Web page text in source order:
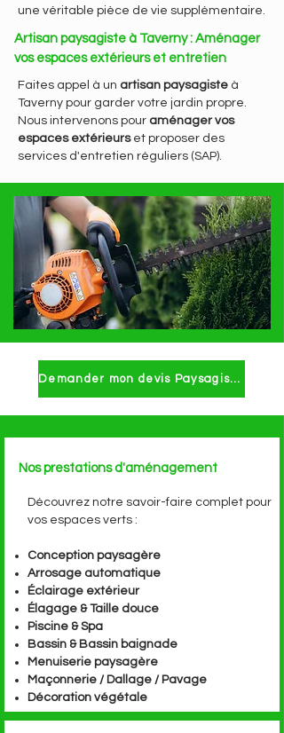
une véritable pièce de vie supplémentaire.
Artisan paysagiste à Taverny : Aménager
vos espaces extérieurs et entretien
Faites appel à un artisan paysagiste à
Taverny pour garder votre jardin propre.
Nous intervenons pour aménager vos
espaces extérieurs et proposer des
services d'entretien réguliers (SAP).
Demander mon devis Paysagiste à Taverny
Nos prestations d'aménagement
Découvrez notre savoir-faire complet pour
vos espaces verts :
Conception paysagère
Arrosage automatique
Éclairage extérieur
Élagage & Taille douce
Piscine & Spa
Bassin & Bassin baignade
Menuiserie paysagère
Maçonnerie / Dallage / Pavage
Décoration végétale